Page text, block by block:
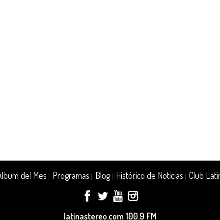
del Mes Programas Blog| Histórico de Noticias Club
latinastereo.com 100.9 FM